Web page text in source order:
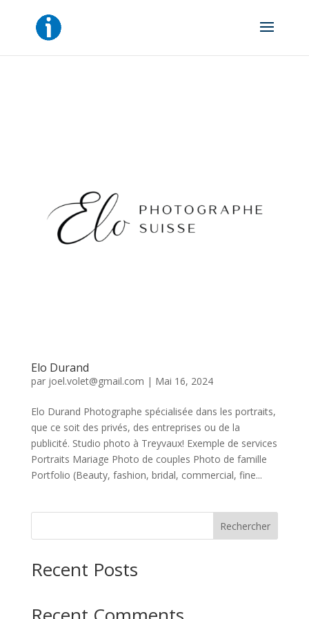
Elo Durand
par joel.volet@gmail.com | Mai 16, 2024
Elo Durand Photographe spécialisée dans les portraits,
que ce soit des privés, des entreprises ou de la
publicité. Studio photo à Treyvaux! Exemple de services
Portraits Mariage Photo de couples Photo de famille
Portfolio (Beauty, fashion, bridal, commercial, fine...
Rechercher
Recent Posts